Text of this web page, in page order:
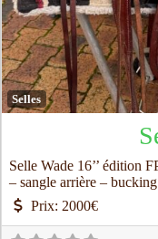
Selles
Selle Wade 16’’ édition
– sangle arrière –
Prix: 2000€